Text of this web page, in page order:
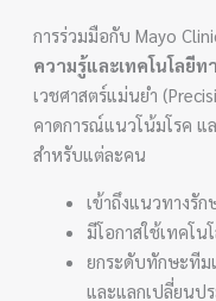
การร่วมมือกับ Mayo
ความรู้และเทคโนโลยี
เวชศาสตร์แม่นยำ
คาดการณ์แนวโน้มโรค แ
สำหรับแต่ละคน
เข้าถึงแนวทางรั
มีโอกาสใช้เทคโ
ยกระดับทักษะทีม
และแลกเปลี่ยนป